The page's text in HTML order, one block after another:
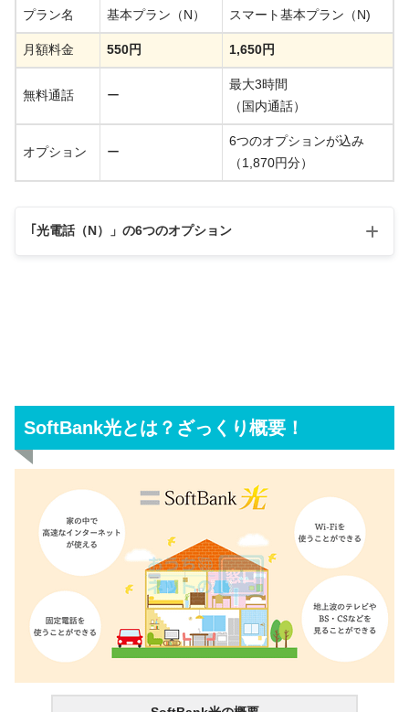
プラン名 基本プラン（N） スマート基本プラン（N)
月額料金 550円 1,650円
無料通話 ー
最大3時間
（国内通話）
オプション ー
6つのオプションが込み
（1,870円分）
｢光電話（N）」の6つのオプション
多機能転送 かかってきた電話を外出先の電話で受けら
着信お断り
着信お知らせメール 着信情報を指定のメールアドレスに通知
SoftBank光とは？ざっくり概要！